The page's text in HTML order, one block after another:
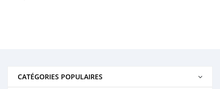
CATÉGORIES POPULAIRES